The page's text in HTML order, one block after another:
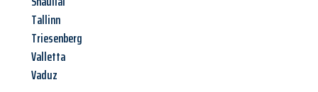
Tallinn
Triesenberg
Valletta
Vaduz